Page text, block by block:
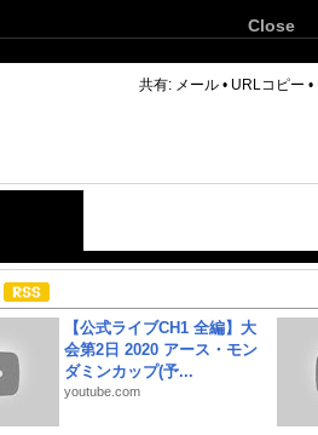
Close
共有: メール • URLコピー •
【公式ライブCH1 全編】大
会第2日 2020 アース・モン
ダミンカップ(予...
youtube.com